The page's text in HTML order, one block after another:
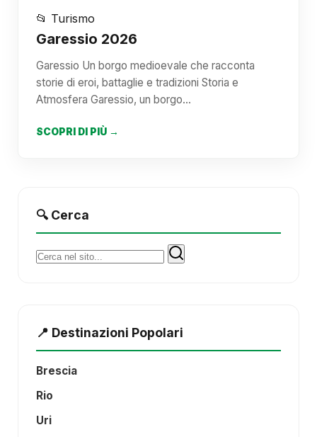
📂 Turismo
Garessio 2026
Garessio Un borgo medioevale che racconta
storie di eroi, battaglie e tradizioni Storia e
Atmosfera Garessio, un borgo…
SCOPRI DI PIÙ →
🔍 Cerca
Cerca:
📍 Destinazioni Popolari
Brescia
Rio
Uri